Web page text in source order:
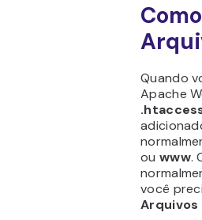
Quando
Apache
ou www.
você
Arquivos